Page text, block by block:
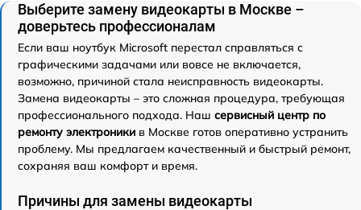
Выберите замену видеокарты в Москве –
доверьтесь профессионалам
Если ваш ноутбук Microsoft перестал справляться с
графическими задачами или вовсе не включается,
возможно, причиной стала неисправность видеокарты.
Замена видеокарты – это сложная процедура, требующая
профессионального подхода. Наш сервисный центр по
ремонту электроники в Москве готов оперативно устранить
проблему. Мы предлагаем качественный и быстрый ремонт,
сохраняя ваш комфорт и время.
Причины для замены видеокарты